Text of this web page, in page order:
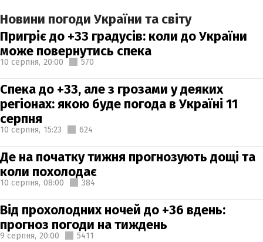
Новини погоди України та світу
Пригріє до +33 градусів: коли до України
може повернутись спека
10 серпня, 20:00 570
Спека до +33, але з грозами у деяких
регіонах: якою буде погода в Україні 11
серпня
10 серпня, 15:23 624
Де на початку тижня прогнозують дощі та
коли похолодає
10 серпня, 08:00 384
Від прохолодних ночей до +36 вдень:
прогноз погоди на тиждень
9 серпня, 20:00 5411